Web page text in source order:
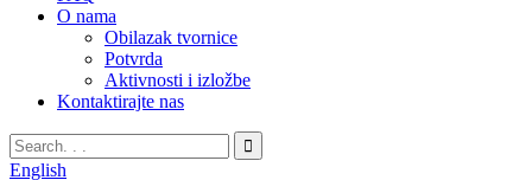
O nama
Obilazak tvornice
Potvrda
Aktivnosti i izložbe
Kontaktirajte nas
English